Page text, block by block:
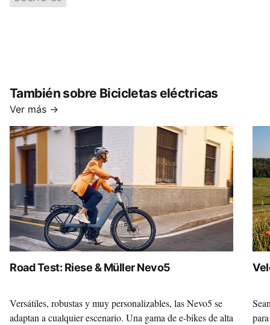
También sobre Bicicletas eléctricas
Ver más →
Road Test: Riese & Müller Nevo5
Versátiles, robustas y muy personalizables, las Nevo5 se
adaptan a cualquier escenario. Una gama de e-bikes de alta